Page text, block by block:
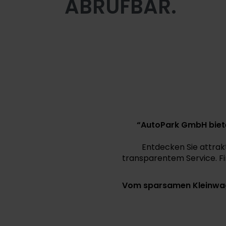
ABRUFBAR.
“AutoPark GmbH
Entdecken Sie
transparentem Service.
Vom sparsamen